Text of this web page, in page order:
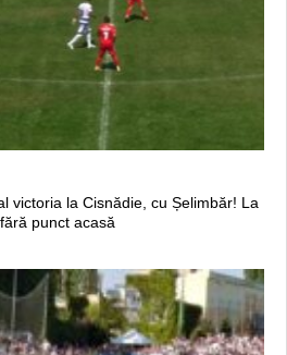
victoria la Cisnădie, cu Șelimbăr! La
punct acasă